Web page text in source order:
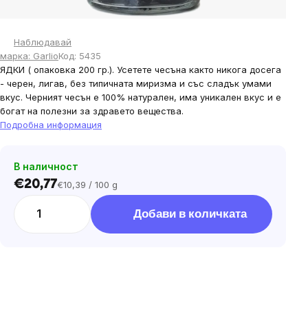
Наблюдавай
марка: GarlioКод: 5435
ЯДКИ ( опаковка 200 гр.). Усетете чесъна както никога досега
- черен, лигав, без типичната миризма и със сладък умами
вкус. Черният чесън е 100% натурален, има уникален вкус и е
богат на полезни за здравето вещества.
Подробна информация
В наличност
€20,77Цена
€10,39 / 100 g
Добави в количката